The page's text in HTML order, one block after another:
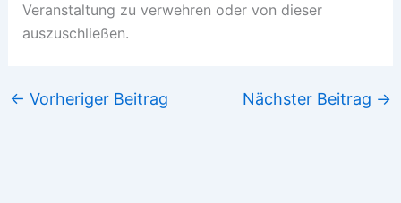
Veranstaltung zu verwehren oder von dieser
auszuschließen.
← Vorheriger Beitrag Nächster Beitrag →